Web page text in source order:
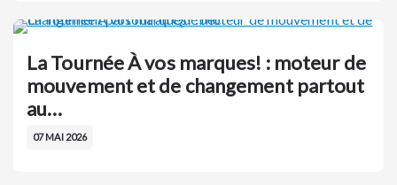
La Tournée À vos marques! : moteur de
mouvement et de changement partout
au…
07 MAI 2026